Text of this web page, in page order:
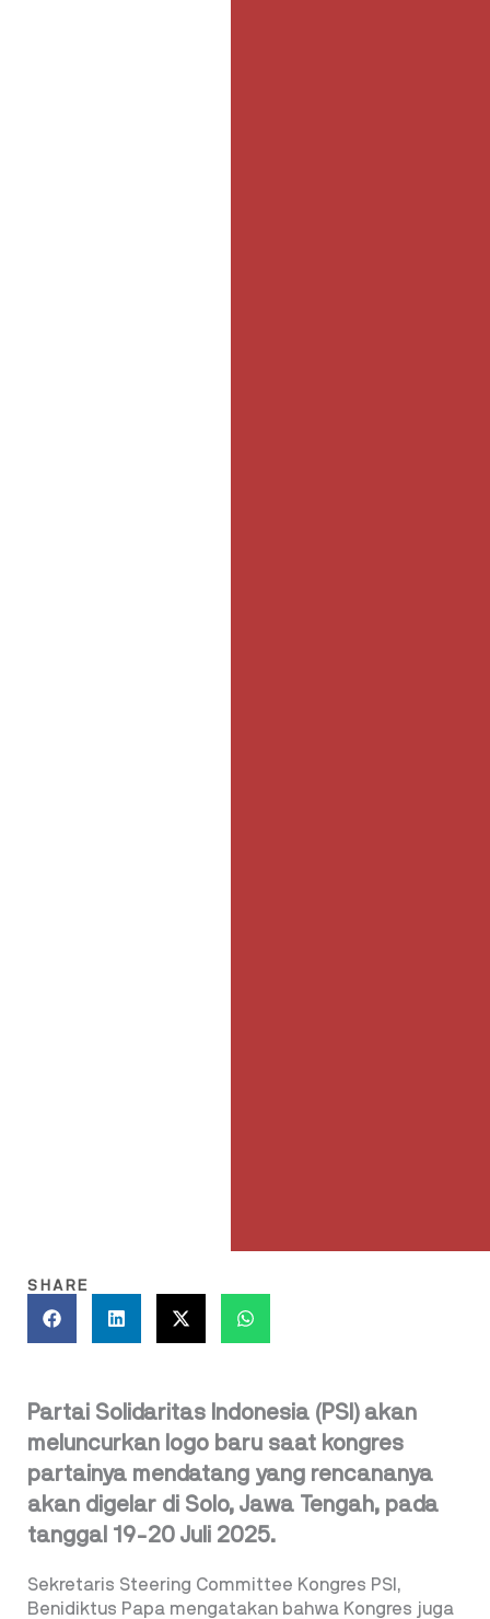
SHARE
Partai Solidaritas Indonesia (PSI) akan
meluncurkan logo baru saat kongres
partainya mendatang yang rencananya
akan digelar di Solo, Jawa Tengah, pada
tanggal 19-20 Juli 2025.
Sekretaris Steering Committee Kongres PSI,
Benidiktus Papa mengatakan bahwa Kongres juga